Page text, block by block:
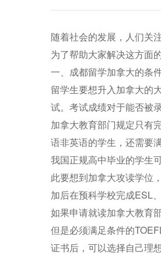
随着社会的发展，人们关
为了帮助大家解决这方面
一、成都留学加拿大的条
留学生要想升入加拿大的
试。考试成绩对于能否被
加拿大教育部门规定只有
语非英语的学生，还需要
我国正规高中毕业的学生
此要想到加拿大攻读学位
加后在预科学校完成ESL
如果申请就读加拿大教育
但是必须满足条件的
证书后，可以选择自己理